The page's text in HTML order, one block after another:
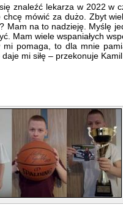
znaleźć lekarza w 2022 w
chcę mówić za dużo. Zbyt
Mam na to nadzieję. Myślę
Mam wiele wspaniałych
mi pomaga, to dla mnie
daje mi siłę – przekonuje